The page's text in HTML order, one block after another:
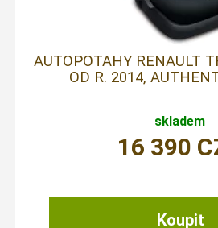
AUTOPOTAHY RENAULT
OD R. 2014,
skladem
16 390